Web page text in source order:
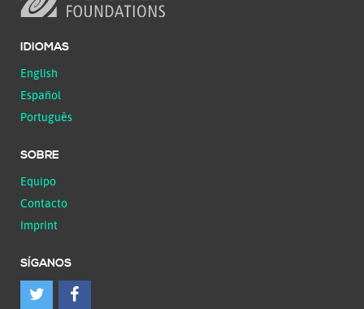
IDIOMAS
English
Español
Português
SOBRE
Equipo
Contacto
Imprint
SÍGANOS